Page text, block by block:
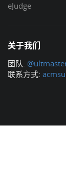
eJudge
关于我们
团队:
联系方式: